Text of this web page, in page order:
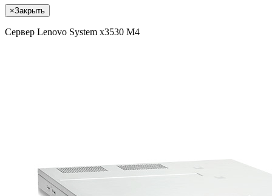
×Закрыть
Сервер Lenovo System x3530 M4